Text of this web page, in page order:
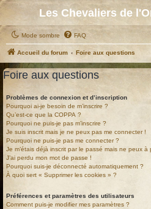
Les Chevaliers de
Mode sombre FAQ
Accueil du forum Foire aux questions
Foire aux questions
Problèmes de connexion et d’inscription
Pourquoi ai-je besoin de m’inscrire ?
Qu’est-ce que la COPPA ?
Pourquoi ne puis-je pas m’inscrire ?
Je suis inscrit mais je ne peux pas me connecter !
Pourquoi ne puis-je pas me connecter ?
Je m’étais déjà inscrit par le passé mais ne peux
J’ai perdu mon mot de passe !
Pourquoi suis-je déconnecté automatiquement ?
À quoi sert « Supprimer les cookies » ?
Préférences et paramètres des utilisateurs
Comment puis-je modifier mes paramètres ?